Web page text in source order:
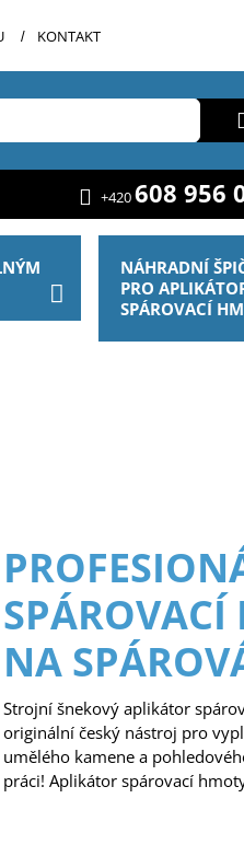
KONTAKT
+420608 956
NÁHRADNÍ
PRO
SPÁROVACÍ
SPÁROVACÍ
NA
Strojní šnekový aplikátor
originální český nástroj pro
umělého kamene a
práci! Aplikátor spárovací